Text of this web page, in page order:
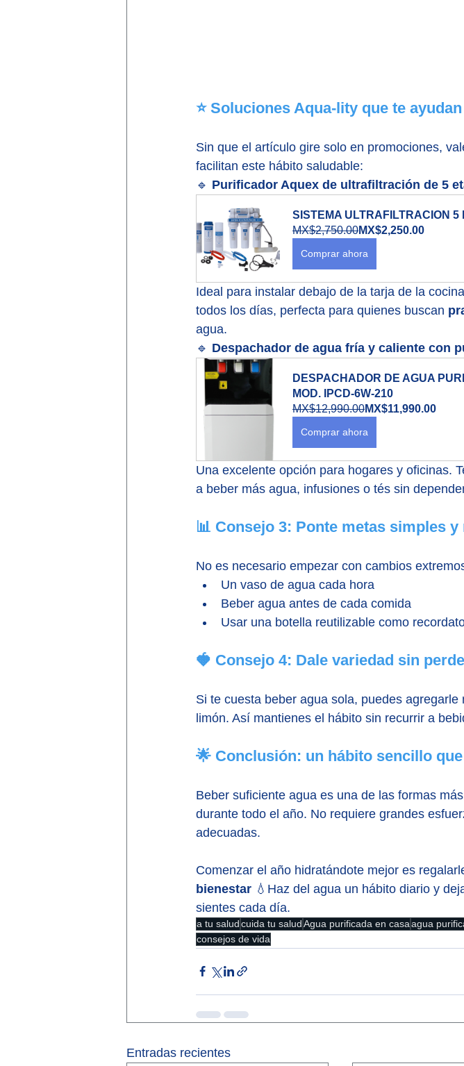
⭐ Soluciones Aqua-lity que te
Sin que el artículo gire solo en promociones,
facilitan este hábito saludable:
🔹 Purificador Aquex de ultrafiltración de 5
SISTEMA ULTRAFILTRACION 5
MX$2,750.00MX$2,250.00
Comprar ahora
Ideal para instalar debajo de la tarja de la
todos los días, perfecta para quienes buscan
agua.
🔹 Despachador de agua fría y caliente con
DESPACHADOR DE AGUA
MOD. IPCD-6W-210
MX$12,990.00MX$11,990.00
Comprar ahora
Una excelente opción para hogares y oficinas.
a beber más agua, infusiones o tés sin
📊 Consejo 3: Ponte metas simples
No es necesario empezar con cambios
Un vaso de agua cada hora
Beber agua antes de cada comida
Usar una botella reutilizable como
🍓 Consejo 4: Dale variedad sin
Si te cuesta beber agua sola, puedes
limón. Así mantienes el hábito sin recurrir a
🌟 Conclusión: un hábito sencillo
Beber suficiente agua es una de las formas
durante todo el año. No requiere grandes
adecuadas.
Comenzar el año hidratándote mejor es
bienestar 💧Haz del agua un hábito diario y
sientes cada día.
a tu saludcuida tu saludAgua purificada en casaagua
consejos de vida
Entradas recientes